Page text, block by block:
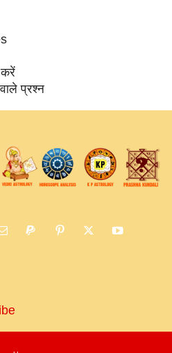
प्रश्‍न